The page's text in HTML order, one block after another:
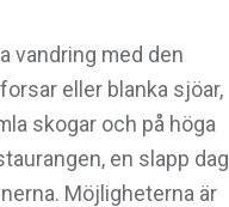
vandring med den
eller blanka sjöar,
skogar och på höga
en slapp dag
Möjligheterna är